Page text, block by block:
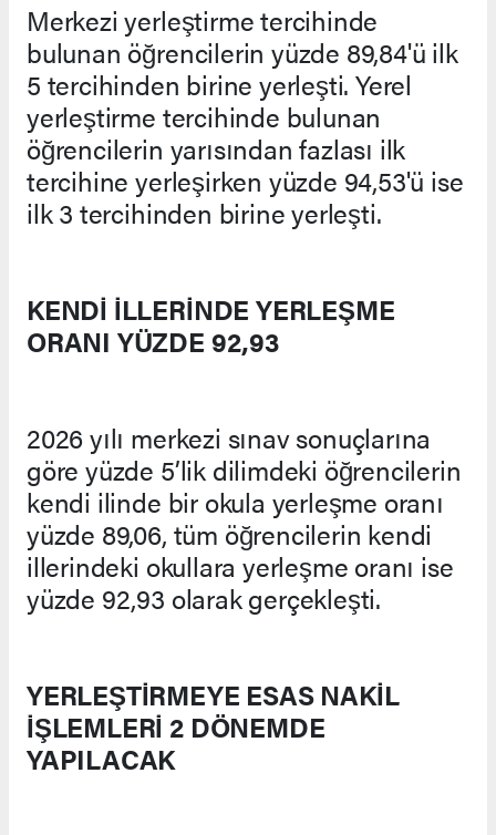
Merkezi yerleştirme tercihinde
bulunan öğrencilerin yüzde 89,84'ü ilk
5 tercihinden birine yerleşti. Yerel
yerleştirme tercihinde bulunan
öğrencilerin yarısından fazlası ilk
tercihine yerleşirken yüzde 94,53'ü ise
ilk 3 tercihinden birine yerleşti.
KENDİ İLLERİNDE YERLEŞME
ORANI YÜZDE 92,93
2026 yılı merkezi sınav sonuçlarına
göre yüzde 5’lik dilimdeki öğrencilerin
kendi ilinde bir okula yerleşme oranı
yüzde 89,06, tüm öğrencilerin kendi
illerindeki okullara yerleşme oranı ise
yüzde 92,93 olarak gerçekleşti.
YERLEŞTİRMEYE ESAS NAKİL
İŞLEMLERİ 2 DÖNEMDE
YAPILACAK